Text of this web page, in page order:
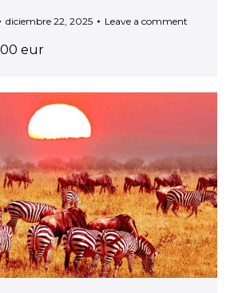
diciembre 22, 2025 Leave a comment
eur